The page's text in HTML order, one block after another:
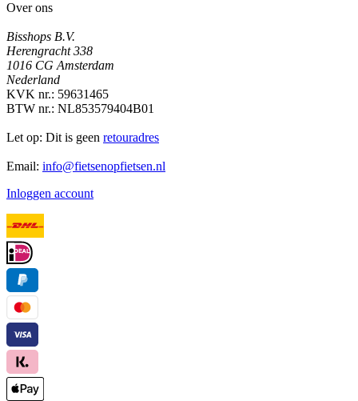
Over ons
Bisshops B.V.
Herengracht 338
1016 CG Amsterdam
Nederland
KVK nr.: 59631465
BTW nr.: NL853579404B01
Let op: Dit is geen retouradres
Email: info@fietsenopfietsen.nl
Inloggen account